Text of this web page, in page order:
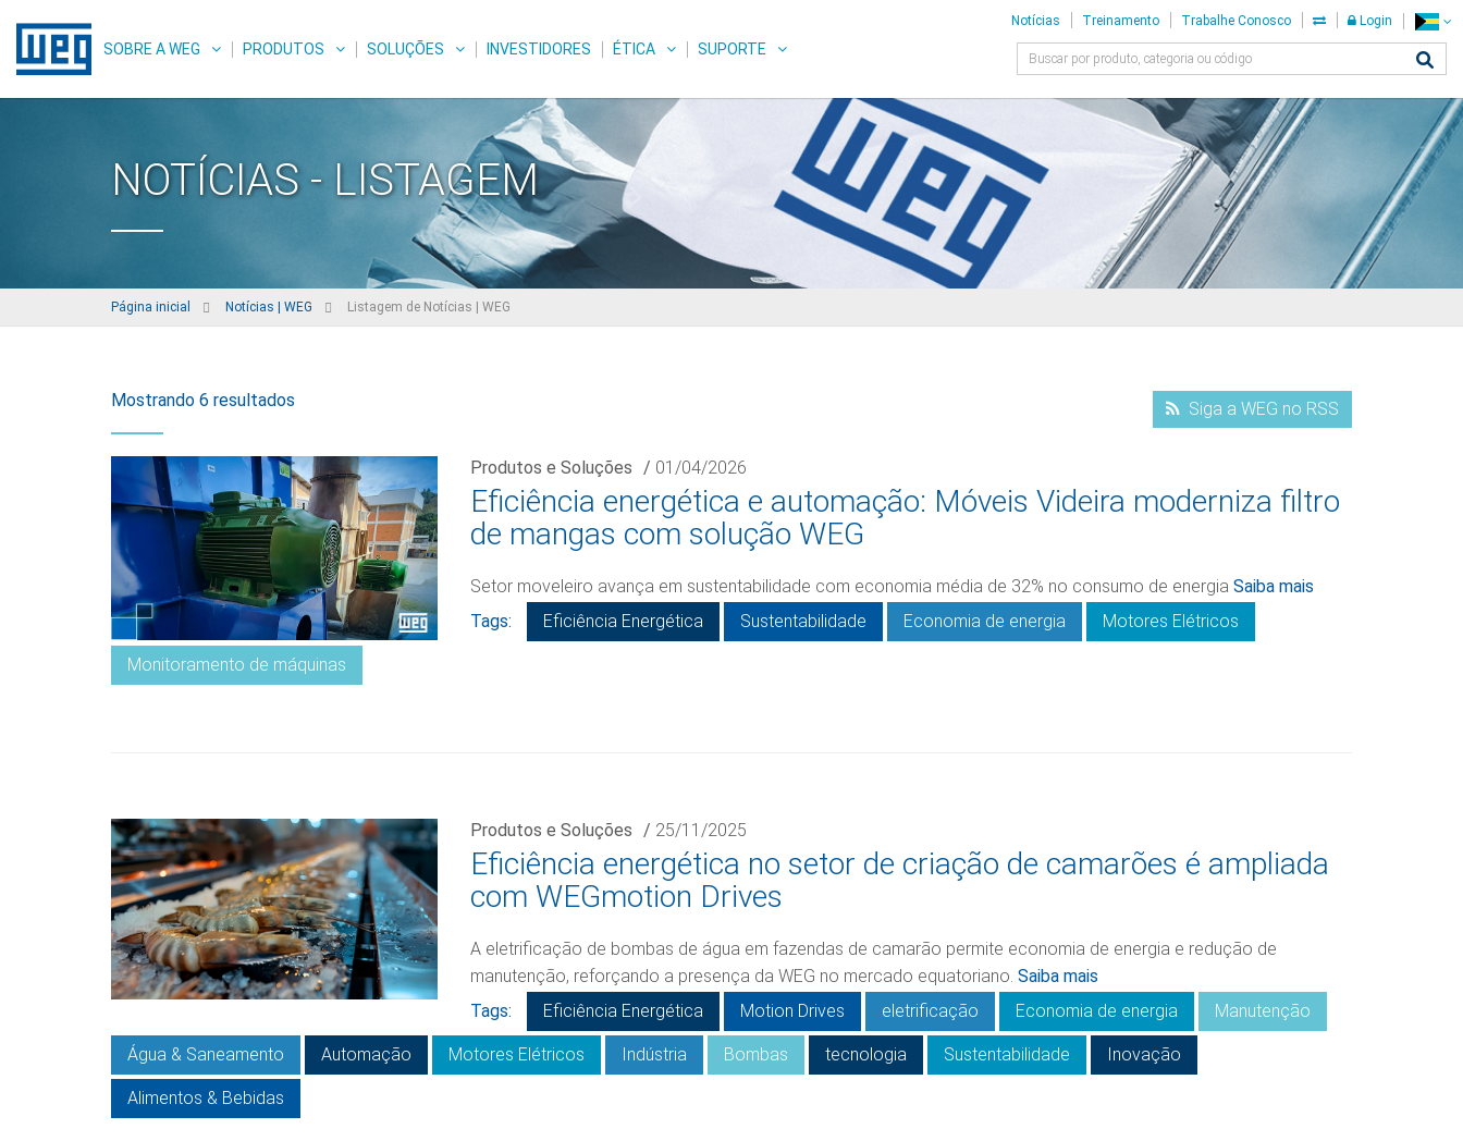
SOBRE A WEG PRODUTOS SOLUÇÕES INVESTIDORES ÉTICA SUPORTE
Notícias Treinamento Trabalhe Conosco Login
NOTÍCIAS - LISTAGEM
Página inicial Notícias | WEG Listagem de Notícias | WEG
Mostrando 6 resultados Siga a WEG no RSS
Produtos e Soluções / 01/04/2026
Eficiência energética e automação: Móveis Videira moderniza filtro
de mangas com solução WEG
Setor moveleiro avança em sustentabilidade com economia média de 32% no consumo de energia Saiba mais
Tags:
Eficiência Energética Sustentabilidade Economia de energia Motores Elétricos
Monitoramento de máquinas
Produtos e Soluções / 25/11/2025
Eficiência energética no setor de criação de camarões é ampliada
com WEGmotion Drives
A eletrificação de bombas de água em fazendas de camarão permite economia de energia e redução de
manutenção, reforçando a presença da WEG no mercado equatoriano. Saiba mais
Tags:
Eficiência Energética Motion Drives eletrificação Economia de energia Manutenção
Água & Saneamento Automação Motores Elétricos Indústria Bombas tecnologia Sustentabilidade Inovação
Alimentos & Bebidas